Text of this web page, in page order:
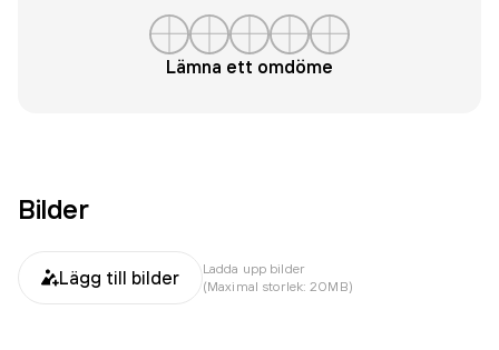
Lämna ett omdöme
Bilder
Lägg till bilder
Ladda upp bilder
(Maximal storlek: 20MB)